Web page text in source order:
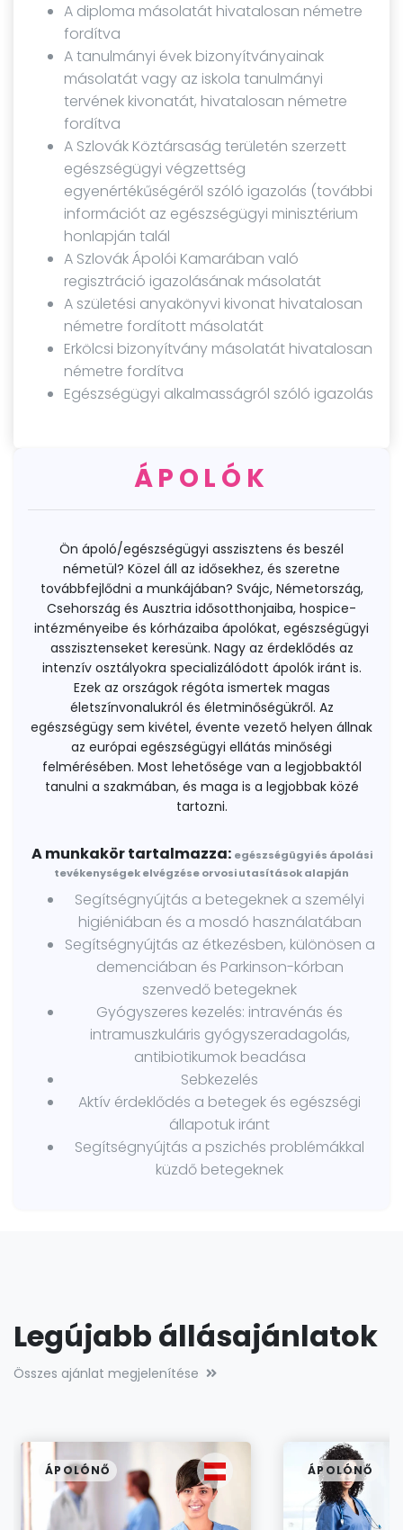
A diploma másolatát hivatalosan németre
fordítva
A tanulmányi évek bizonyítványainak
másolatát vagy az iskola tanulmányi
tervének kivonatát, hivatalosan németre
fordítva
A Szlovák Köztársaság területén szerzett
egészségügyi végzettség
egyenértékűségéről szóló igazolás (további
információt az egészségügyi minisztérium
honlapján talál
A Szlovák Ápolói Kamarában való
regisztráció igazolásának másolatát
A születési anyakönyvi kivonat hivatalosan
németre fordított másolatát
Erkölcsi bizonyítvány másolatát hivatalosan
németre fordítva
Egészségügyi alkalmasságról szóló igazolás
ÁPOLÓK
Ön ápoló/egészségügyi asszisztens és beszél
németül? Közel áll az idősekhez, és szeretne
továbbfejlődni a munkájában? Svájc, Németország,
Csehország és Ausztria idősotthonjaiba, hospice-
intézményeibe és kórházaiba ápolókat, egészségügyi
asszisztenseket keresünk. Nagy az érdeklődés az
intenzív osztályokra specializálódott ápolók iránt is.
Ezek az országok régóta ismertek magas
életszínvonalukról és életminőségükről. Az
egészségügy sem kivétel, évente vezető helyen állnak
az európai egészségügyi ellátás minőségi
felmérésében. Most lehetősége van a legjobbaktól
tanulni a szakmában, és maga is a legjobbak közé
tartozni.
A munkakör tartalmazza: egészségügyi és ápolási
tevékenységek elvégzése orvosi utasítások alapján
Segítségnyújtás a betegeknek a személyi
higiéniában és a mosdó használatában
Segítségnyújtás az étkezésben, különösen a
demenciában és Parkinson-kórban
szenvedő betegeknek
Gyógyszeres kezelés: intravénás és
intramuszkuláris gyógyszeradagolás,
antibiotikumok beadása
Sebkezelés
Aktív érdeklődés a betegek és egészségi
állapotuk iránt
Segítségnyújtás a pszichés problémákkal
küzdő betegeknek
Legújabb állásajánlatok
Összes ajánlat megjelenítése
ÁPOLÓNŐ ÁPOLÓNŐ